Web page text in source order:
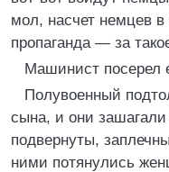
мол, насчет немцев
пропаганда — за
Машинист посерел
Полувоенный
сына, и они
подвернуты,
ними потянулись